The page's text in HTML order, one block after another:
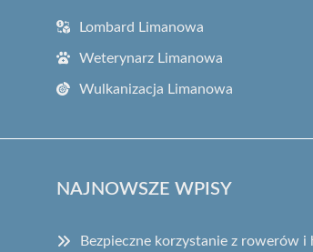
Lombard Limanowa
Weterynarz Limanowa
Wulkanizacja Limanowa
NAJNOWSZE WPISY
Bezpieczne korzystanie z rowerów